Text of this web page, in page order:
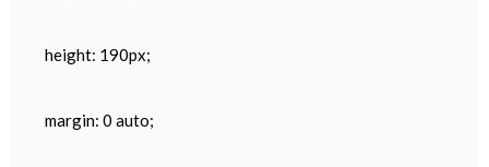
height: 190px;
margin: 0 auto;